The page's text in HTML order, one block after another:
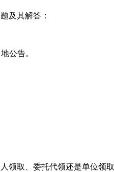
及其解答：
公告。
领取、委托代领还是单位